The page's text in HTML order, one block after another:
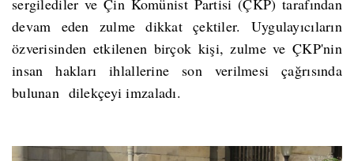
sergilediler ve Çin Komünist Partisi (ÇKP) tarafından
devam eden zulme dikkat çektiler. Uygulayıcıların
özverisinden etkilenen birçok kişi, zulme ve ÇKP'nin
insan hakları ihlallerine son verilmesi çağrısında
bulunan dilekçeyi imzaladı.